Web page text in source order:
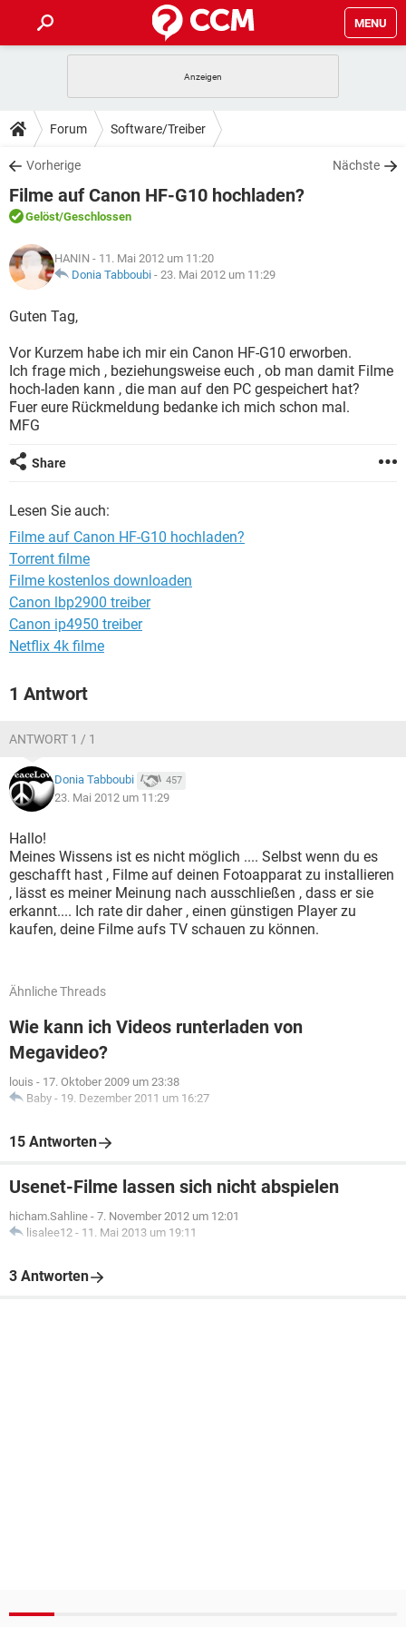
MENU
ANDROID IOS
WINDOWS 10
WHATSAPP TIKTOK
FACEBOOK
TIPPS & TRICKS
SPIELE
WINDOWS 10
WHATSAPP
FACEBOOK HARDWARE
DOWNLOADS
SPIELE STREAMING
ANDROID
WINDOWS 10
WHATSAPP
FACEBOOK
FORUM
SPIELE
ANDROID IOS
FACEBOOK HARDWARE
LEXIKON
SPIELE
ANDROID
WINDOWS 10 INSTAGRAM
WHATSAPP TIKTOK
FACEBOOK HARDWARE
Forum Software/Treiber
Vorherige Nächste
Filme auf Canon HF-G10 hochladen?
Gelöst/Geschlossen
HANIN - 11. Mai 2012 um 11:20
Donia Tabboubi - 23. Mai 2012 um 11:29
Guten Tag,
Vor Kurzem habe ich mir ein Canon HF-G10 erworben.
Ich frage mich , beziehungsweise euch , ob man damit Filme
hoch-laden kann , die man auf den PC gespeichert hat?
Fuer eure Rückmeldung bedanke ich mich schon mal.
MFG
Share
Lesen Sie auch:
Filme auf Canon HF-G10 hochladen?
Torrent filme
Filme kostenlos downloaden
Canon lbp2900 treiber
Canon ip4950 treiber
Netflix 4k filme
1 Antwort
ANTWORT 1 / 1
Donia Tabboubi 457
23. Mai 2012 um 11:29
Hallo!
Meines Wissens ist es nicht möglich .... Selbst wenn du es
geschafft hast , Filme auf deinen Fotoapparat zu installieren
, lässt es meiner Meinung nach ausschließen , dass er sie
erkannt.... Ich rate dir daher , einen günstigen Player zu
kaufen, deine Filme aufs TV schauen zu können.
Ähnliche Threads
Wie kann ich Videos runterladen von
Megavideo?
louis - 17. Oktober 2009 um 23:38
Baby - 19. Dezember 2011 um 16:27
15 Antworten
Usenet-Filme lassen sich nicht abspielen
hicham.Sahline - 7. November 2012 um 12:01
lisalee12 - 11. Mai 2013 um 19:11
3 Antworten